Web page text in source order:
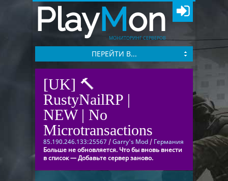
PlayMon
МОНИТОРИНГ СЕРВЕРОВ
ПЕРЕЙТИ В...
[UK] 🔨
RustyNailRP |
NEW | No
Microtransactions
85.190.246.133:25567 /Garry's Mod / Германия
Больше не обновляется. Что бы вновь внести
в список — Добавьте сервер заново.